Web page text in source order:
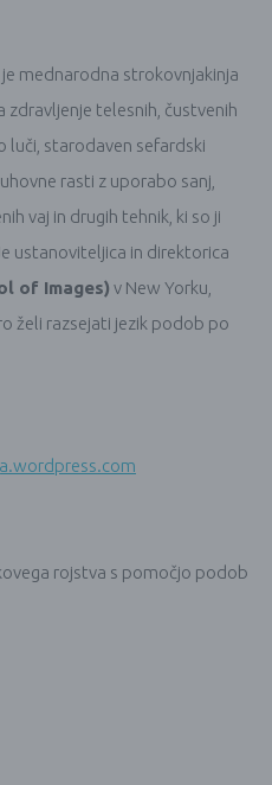
je mednarodna strokovnjakinja
telesnih, čustvenih
luči, starodaven sefardski
rasti z uporabo sanj,
vaj in drugih tehnik, ki so ji
ustanoviteljica in direktorica
of Images) v New Yorku,
želi razsejati jezik podob po
rojstva s pomočjo podob